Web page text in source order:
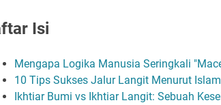
Isi
Mengapa Logika Manusia Seringkali
10 Tips Sukses Jalur Langit Menurut
Ikhtiar Bumi vs Ikhtiar Langit: Sebuah